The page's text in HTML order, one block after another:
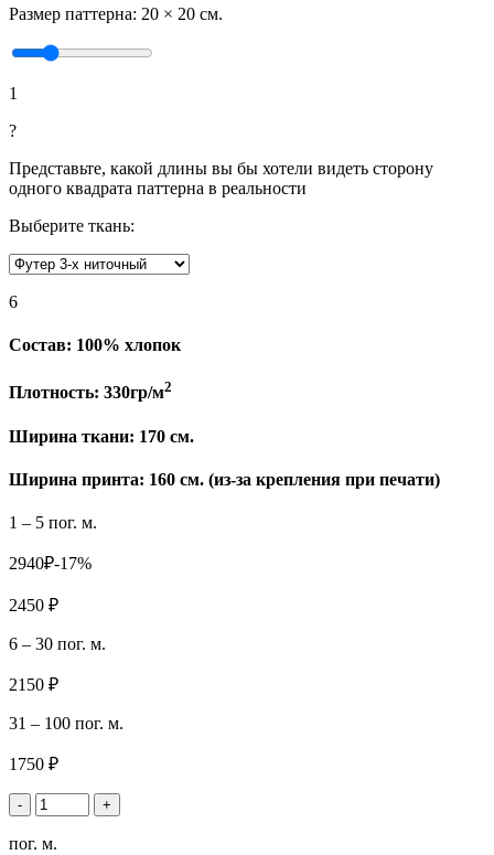
Размер паттерна: 20 × 20 см.
1
?
Представьте, какой длины вы бы хотели видеть сторону
одного квадрата паттерна в реальности
Выберите ткань:
6
Состав: 100% хлопок
Плотность: 330гр/м2
Ширина ткани: 170 см.
Ширина принта: 160 см. (из-за крепления при печати)
1 – 5 пог. м.
2940₽-17%
2450 ₽
6 – 30 пог. м.
2150 ₽
31 – 100 пог. м.
1750 ₽
- +
пог. м.